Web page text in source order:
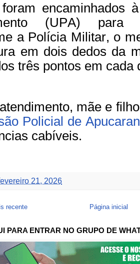
encaminhados
(UPA) para
a Polícia Militar, o
em dois dedos da
três pontos em cada
mãe e
Policial de
cabíveis.
21, 2026
recente Página inicial
PARA ENTRAR NO GRUPO DE